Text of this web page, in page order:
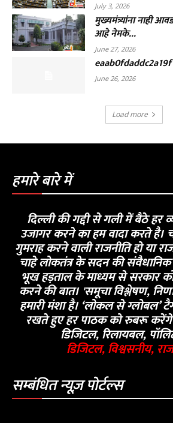
July 3, 2026
मुख्यमंत्र्यांना नाही
आहे नेमके...
June 27, 2026
eaab0fdaddc2a19f
June 26, 2026
Load more
हमारे बारे में
दिल्ली की गद्दी से गली में बैठे हर
उजागर करने का हम वादा करते है।
गुमराह करने वाली राजनीति हो या
चाहे लोकतंत्र के सदन की
भूख हड़ताल के माध्यम से सरकार
करने की बात। 'समूचा विश्लेषण,
हमारी मंशा है। ‘लोकल से ग्लोबल’
रखते हुए हर पाठक को रुबरू करेंगे।
डिजिटल, रिलायबल,
डिजिटल, विश्वसनीय,
सम्बंधित न्यूज़ पोर्टल्स